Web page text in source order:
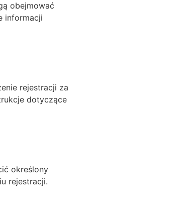
obejmować
informacji
rejestracji za
dotyczące
określony
rejestracji.